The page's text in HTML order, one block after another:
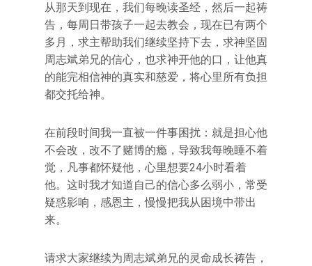
从那天到现在，我们每晚读圣经，然后一起祷
告，每周日带孩子一起去教会，现在已有两个
多月，求主帮助我们继续坚持下去，求神坚固
周志斌弟兄的信心，也求神开他的口，让他真
的能完相信神的真实和慈爱，将心里所有负担
都交托给神。
在前段时间我一直被一件事困扰：就是担心他
不会改，改不了赌博的瘾，导致我每晚睡不着
觉，凡事都怀疑他，心里想要24小时看着
他。这时我才知道自己的信心多么弱小，常受
疑惑影响，感恩主，慢慢把我从困境中带出
来。
请求大家继续为周志斌弟兄的灵命成长祷告，